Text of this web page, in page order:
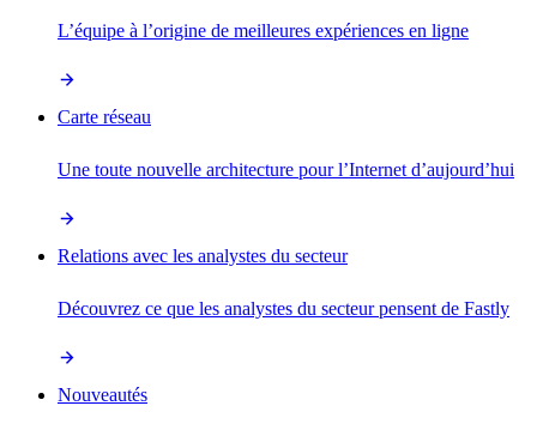
L’équipe à l’origine de meilleures expériences en ligne
Carte réseau
Une toute nouvelle architecture pour l’Internet d’aujourd’hui
Relations avec les analystes du secteur
Découvrez ce que les analystes du secteur pensent de Fastly
Nouveautés